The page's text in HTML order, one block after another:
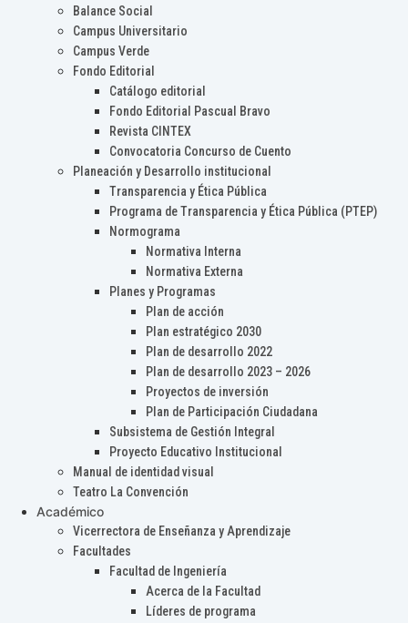
Balance Social
Campus Universitario
Campus Verde
Fondo Editorial
Catálogo editorial
Fondo Editorial Pascual Bravo
Revista CINTEX
Convocatoria Concurso de Cuento
Planeación y Desarrollo institucional
Transparencia y Ética Pública
Programa de Transparencia y Ética Pública (PTEP)
Normograma
Normativa Interna
Normativa Externa
Planes y Programas
Plan de acción
Plan estratégico 2030
Plan de desarrollo 2022
Plan de desarrollo 2023 – 2026
Proyectos de inversión
Plan de Participación Ciudadana
Subsistema de Gestión Integral
Proyecto Educativo Institucional
Manual de identidad visual
Teatro La Convención
Académico
Vicerrectora de Enseñanza y Aprendizaje
Facultades
Facultad de Ingeniería
Acerca de la Facultad
Líderes de programa